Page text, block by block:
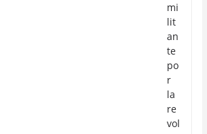
mi
lit
an
te
po
r
la
re
vol